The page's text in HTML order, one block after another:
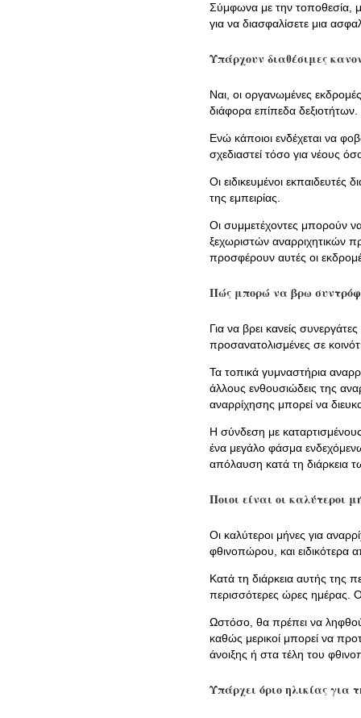
Σύμφωνα με την τοποθεσία,
για να διασφαλίσετε μια
Υπάρχουν διαθέσιμες
Ναι, οι οργανωμένες
διάφορα επίπεδα δεξιοτήτων.
Ενώ κάποιοι ενδέχεται να
σχεδιαστεί τόσο για νέους
Οι ειδικευμένοι
της εμπειρίας.
Οι συμμετέχοντες μπορούν
ξεχωριστών αναρριχητικών
προσφέρουν αυτές οι
Πώς μπορώ να βρω
Για να βρει κανείς
προσανατολισμένες σε
Τα τοπικά γυμναστήρια
άλλους ενθουσιώδεις της
αναρρίχησης μπορεί να
Η σύνδεση με
ένα μεγάλο φάσμα
απόλαυση κατά τη διάρκεια
Ποιοι είναι οι καλύτεροι
Οι καλύτεροι μήνες για
φθινοπώρου, και
Κατά τη διάρκεια αυτής της
περισσότερες ώρες ημέρας.
Ωστόσο, θα πρέπει να
καθώς μερικοί μπορεί να
άνοιξης ή στα τέλη του
Υπάρχει όριο ηλικίας